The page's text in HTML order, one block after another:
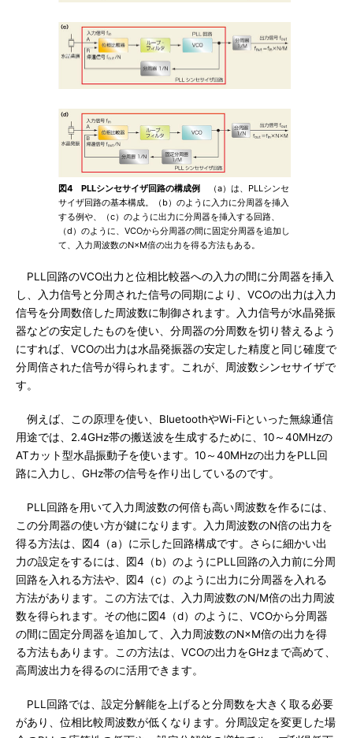
図4 PLLシンセサイザ回路の構成例
（a）は、PLLシンセ
サイザ回路の基本構成。（b）のように入力に分周器を挿入
する例や、（c）のように出力に分周器を挿入する回路、
（d）のように、VCOから分周器の間に固定分周器を追加し
て、入力周波数のN×M倍の出力を得る方法もある。
PLL回路のVCO出力と位相比較器への入力の間に分周器を挿入
し、入力信号と分周された信号の同期により、VCOの出力は入力
信号を分周数倍した周波数に制御されます。入力信号が水晶発振
器などの安定したものを使い、分周器の分周数を切り替えるよう
にすれば、VCOの出力は水晶発振器の安定した精度と同じ確度で
分周倍された信号が得られます。これが、周波数シンセサイザで
す。
例えば、この原理を使い、BluetoothやWi-Fiといった無線通信
用途では、2.4GHz帯の搬送波を生成するために、10～40MHzの
ATカット型水晶振動子を使います。10～40MHzの出力をPLL回
路に入力し、GHz帯の信号を作り出しているのです。
PLL回路を用いて入力周波数の何倍も高い周波数を作るには、
この分周器の使い方が鍵になります。入力周波数のN倍の出力を
得る方法は、図4（a）に示した回路構成です。さらに細かい出
力の設定をするには、図4（b）のようにPLL回路の入力前に分周
回路を入れる方法や、図4（c）のように出力に分周器を入れる
方法があります。この方法では、入力周波数のN/M倍の出力周波
数を得られます。その他に図4（d）のように、VCOから分周器
の間に固定分周器を追加して、入力周波数のN×M倍の出力を得
る方法もあります。この方法は、VCOの出力をGHzまで高めて、
高周波出力を得るのに活用できます。
PLL回路では、設定分解能を上げると分周数を大きく取る必要
があり、位相比較周波数が低くなります。分周設定を変更した場